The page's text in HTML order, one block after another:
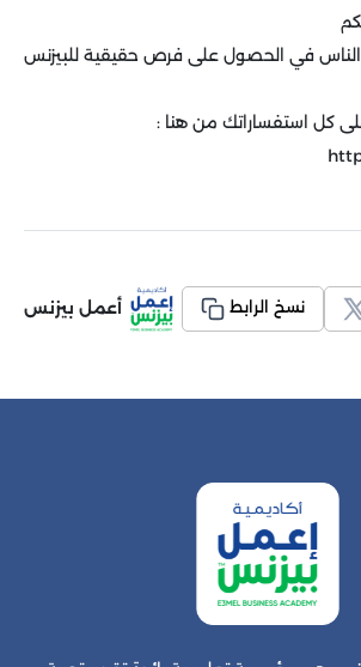
في الحصول على فرص حقيقية للبيزنس
كل استفساراتك من هنا :
نسخ الرابط أعمل بيزنس